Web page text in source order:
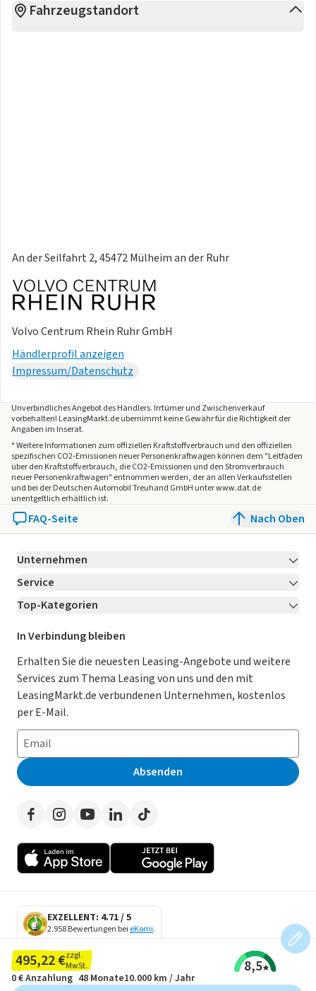
495,22 €zzgl.
MwSt.
8,5
0 €Anzahlung 48 Monate10.000 km / Jahr
Fahrzeugstandort
An der Seilfahrt 2, 45472 Mülheim an der Ruhr
Volvo Centrum Rhein Ruhr GmbH
Händlerprofil anzeigen
Impressum/Datenschutz
Unverbindliches Angebot desHändlers. Irrtümer und Zwischenverkauf
vorbehalten! LeasingMarkt.de übernimmt keine Gewähr für die Richtigkeit der
Angaben im Inserat.
* Weitere Informationen zum offiziellen Kraftstoffverbrauch und den offiziellen
spezifischen CO2-Emissionen neuer Personenkraftwagen können dem "Leitfaden
über den Kraftstoffverbrauch, die CO2-Emissionen und den Stromverbrauch
neuer Personenkraftwagen" entnommen werden, der an allen Verkaufsstellen
und bei der Deutschen Automobil Treuhand GmbH unter www.dat.de
unentgeltlich erhältlich ist.
FAQ-Seite Nach Oben
Unternehmen
Über LeasingMarkt.de
Karriere Jetzt bewerben!
Für Händler
Kooperation mit AutoScout24
AGB
Datenschutz
Impressum
Erklärung zur Barrierefreiheit
Presse
Service
Kontakt
Ratgeber
Magazin
Datenschutz-Einstellungen
So funktioniert’s
Häufig gestellte Fragen
Leasing-Lexikon
Auto-Tests
Werben auf LeasingMarkt.de
Top-Kategorien
Leasing Deals
Gebrauchtwagen Leasing
Leasing ohne Anzahlung
E-Auto Leasing
Privatleasing
Leasing-Vergleiche
Herstellerverzeichnis
Händlerverzeichnis
In Verbindung bleiben
Erhalten Sie die neuesten Leasing-Angebote und weitere
Services zum Thema Leasing von uns und den mit
LeasingMarkt.de verbundenen Unternehmen, kostenlos
per E-Mail.
Absenden
EXZELLENT: 4.71 / 5
2.958 Bewertungen bei eKomi.
SECURE DATA
SSL Encryption